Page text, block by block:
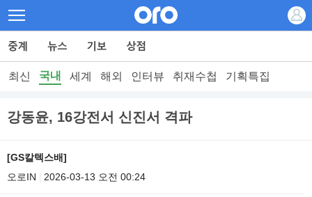
최신 국내 세계 해외 인터뷰 취재수첩 기획특집
강동윤, 16강전서 신진서 격파
[GS칼텍스배]
오로IN
2026-03-13 오전 00:24